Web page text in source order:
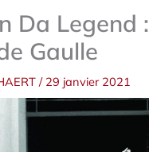
Da Legend :
Gaulle
/ 29 janvier 2021